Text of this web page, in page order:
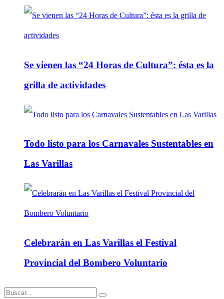
Se vienen las “24 Horas de Cultura”: ésta es la
grilla de actividades
Todo listo para los Carnavales Sustentables en
Las Varillas
Celebrarán en Las Varillas el Festival
Provincial del Bombero Voluntario